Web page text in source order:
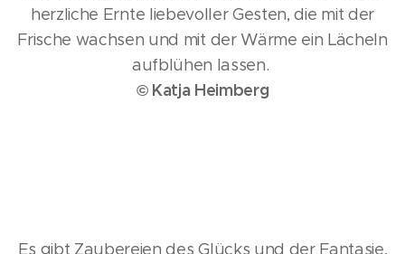
herzliche Ernte liebevoller Gesten, die mit der
Frische wachsen und mit der Wärme ein Lächeln
aufblühen lassen.
© Katja Heimberg
Es gibt Zaubereien des Glücks und der Fantasie,